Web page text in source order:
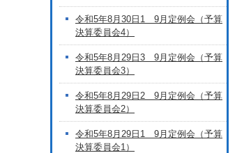
令和5年8月30日1 9月定例会（予算
決算委員会4）
令和5年8月29日3 9月定例会（予算
決算委員会3）
令和5年8月29日2 9月定例会（予算
決算委員会2）
令和5年8月29日1 9月定例会（予算
決算委員会1）